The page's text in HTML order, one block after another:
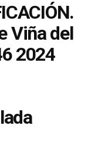
Viña del
2024